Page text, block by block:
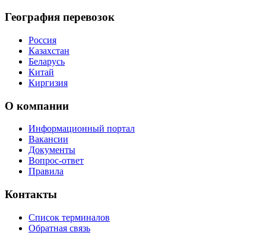
География перевозок
Россия
Казахстан
Беларусь
Китай
Киргизия
О компании
Информационный портал
Вакансии
Документы
Вопрос-ответ
Правила
Контакты
Список терминалов
Обратная связь